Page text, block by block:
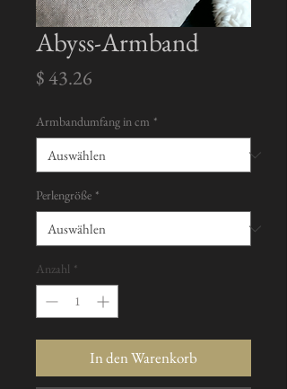
Abyss-Armband
$ 43.26
Armbandumfang in cm *
Perlengröße *
Anzahl *
In den Warenkorb